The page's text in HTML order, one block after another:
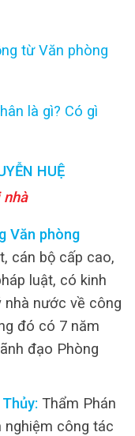
từ Văn phòng
là gì? Có gì
HUỆ
nhà
Văn phòng
cán bộ cấp cao,
luật, có kinh
nhà nước về công
đó có 7 năm
đạo Phòng
Thẩm Phán
nghiệm công tác